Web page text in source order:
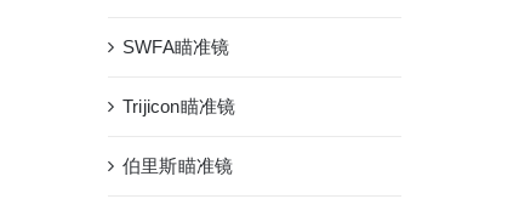
SWFA瞄准镜
Trijicon瞄准镜
伯里斯瞄准镜